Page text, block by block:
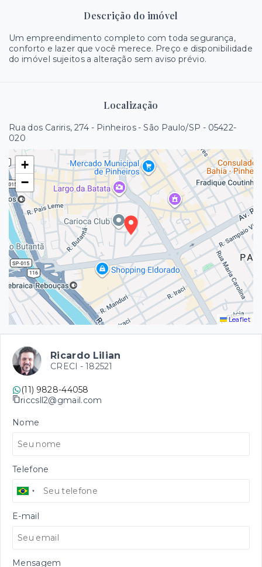
Descrição do imóvel
Um empreendimento completo com toda segurança,
conforto e lazer que você merece. Preço e disponibilidade
do imóvel sujeitos a alteração sem aviso prévio.
Localização
Rua dos Cariris, 274 - Pinheiros - São Paulo/SP - 05422-
020
+
−
Leaflet
Ricardo Lilian
CRECI - 182521
(11) 9828-44058
riccsll2@gmail.com
Nome
Telefone
E-mail
Mensagem